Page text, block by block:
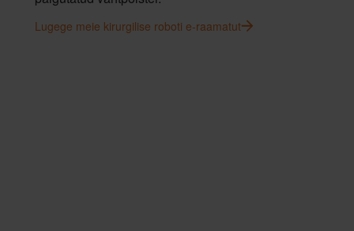
Lugege meie kirurgilise roboti e-raamatut